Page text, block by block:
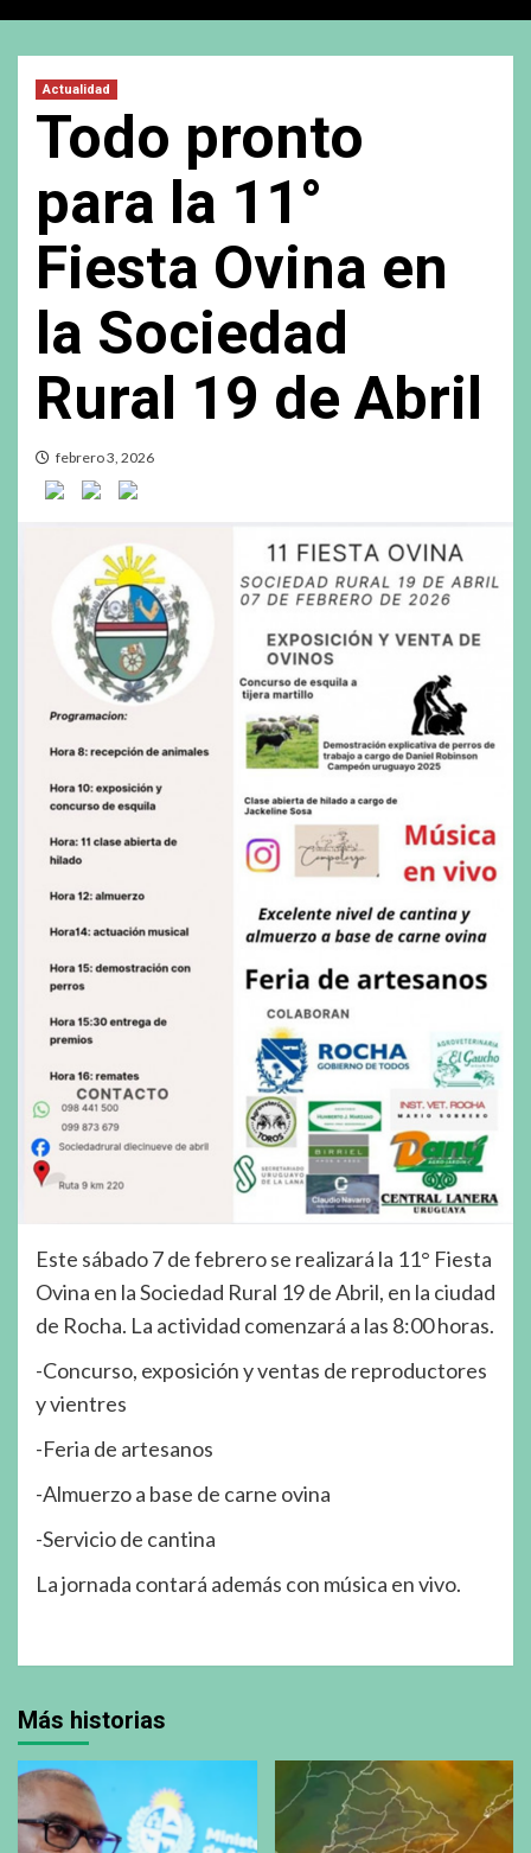
Actualidad
Todo pronto
para la 11°
Fiesta Ovina en
la Sociedad
Rural 19 de Abril
febrero 3, 2026
Este sábado 7 de febrero se realizará la 11° Fiesta
Ovina en la Sociedad Rural 19 de Abril, en la ciudad
de Rocha. La actividad comenzará a las 8:00 horas.
-Concurso, exposición y ventas de reproductores
y vientres
-Feria de artesanos
-Almuerzo a base de carne ovina
-Servicio de cantina
La jornada contará además con música en vivo.
Más historias